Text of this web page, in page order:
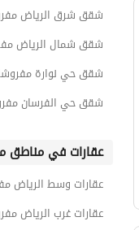
شقق 2 غرفة نوم حي المونسية مفروشة
شقق شرق الرياض
شقق شمال الرياض
شقق حي نوارة
شقق حي الفرسان
عقارات في مناطق
عقارات وسط الرياض
عقارات غرب الرياض